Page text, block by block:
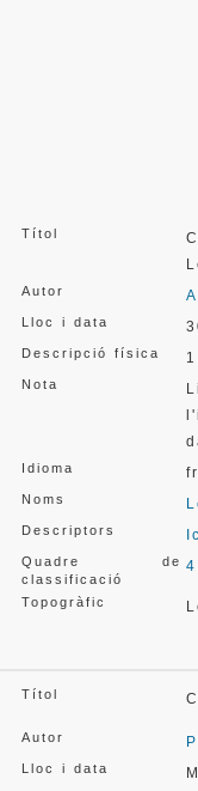
Títol
Autor
Lloc i data
Descripció física
Nota
Idioma
Noms
Descriptors
Quadre de
classificació
Topogràfic
Títol
Autor
Lloc i data